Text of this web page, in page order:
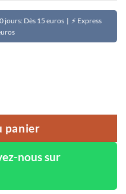
Dès 15 euros | ⚡ Express
NATURE
panier
nous sur